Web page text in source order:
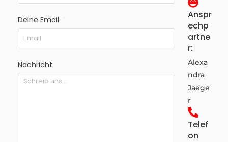
Deine Email
Nachricht
Anspr
echp
artne
r:
Alexa
ndra
Jaege
r
Telef
on